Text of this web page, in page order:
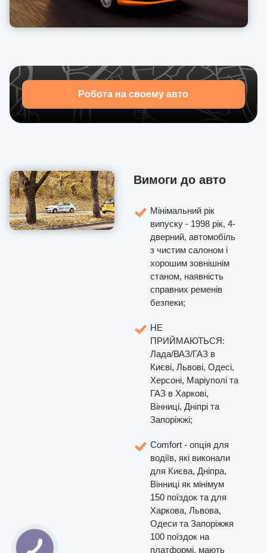
допоможе у будь-якій ситуації, дасть корисні поради
й забезпечить комфортну роботу щодня. Приєднуйся
до U-Drivers і почни заробляти разом з Uber уже
тебе!
Робота на своему авто
Вимоги до авто
Мінімальний рік
випуску - 1998 рік, 4-
дверний, автомобіль
з чистим салоном і
хорошим зовнішнім
станом, наявність
справних ременів
безпеки;
НЕ
ПРИЙМАЮТЬСЯ:
Лада/ВАЗ/ГАЗ в
Києві, Львові, Одесі,
Херсоні, Маріуполі та
ГАЗ в Харкові,
Вінниці, Дніпрі та
Запоріжжі;
Comfort - опція для
водіїв, які виконали
для Києва, Дніпра,
Вінниці як мінімум
150 поїздок та для
Харкова, Львова,
Одеси та Запоріжжя
100 поїздок на
платформі, мають